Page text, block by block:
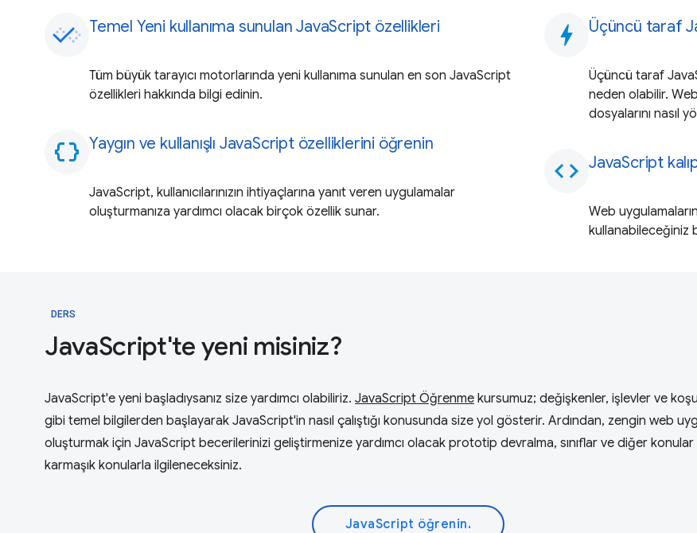
Temel Yeni kullanıma sunulan JavaScript özellikleri
Tüm büyük tarayıcı motorlarında yeni kullanıma sunulan en son JavaScript
özellikleri hakkında bilgi edinin.
data_object Yaygın ve kullanışlı JavaScript özelliklerini öğrenin
JavaScript, kullanıcılarınızın ihtiyaçlarına yanıt veren uygulamalar
oluşturmanıza yardımcı olacak birçok özellik sunar.
bolt Üçüncü taraf
Üçüncü taraf
neden olabilir.
dosyalarını nasıl
code JavaScript
Web
kullanabileceğiniz
DERS
JavaScript'te yeni misiniz?
JavaScript'e yeni başladıysanız size yardımcı olabiliriz. JavaScript Öğrenme kursumuz; değişkenler, işlevler ve
gibi temel bilgilerden başlayarak JavaScript'in nasıl çalıştığı konusunda size yol gösterir. Ardından, zengin web
oluşturmak için JavaScript becerilerinizi geliştirmenize yardımcı olacak prototip devralma, sınıflar ve diğer
karmaşık konularla ilgileneceksiniz.
JavaScript öğrenin.